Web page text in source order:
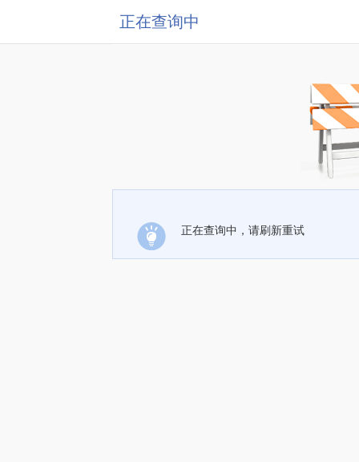
正在查询中
正在查询中，请刷新重试